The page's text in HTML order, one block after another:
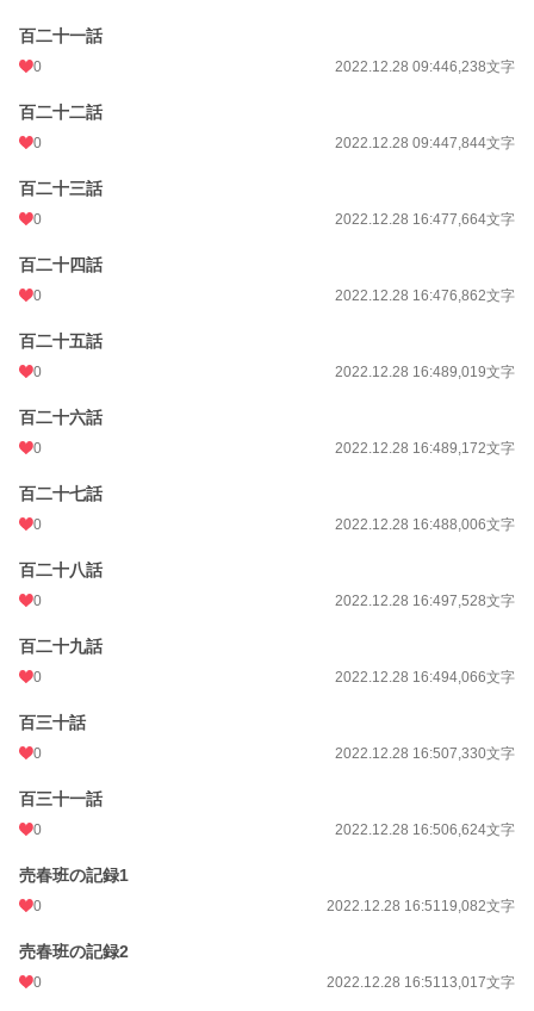
百二十一話
0 2022.12.28 09:446,238文字
百二十二話
0 2022.12.28 09:447,844文字
百二十三話
0 2022.12.28 16:477,664文字
百二十四話
0 2022.12.28 16:476,862文字
百二十五話
0 2022.12.28 16:489,019文字
百二十六話
0 2022.12.28 16:489,172文字
百二十七話
0 2022.12.28 16:488,006文字
百二十八話
0 2022.12.28 16:497,528文字
百二十九話
0 2022.12.28 16:494,066文字
百三十話
0 2022.12.28 16:507,330文字
百三十一話
0 2022.12.28 16:506,624文字
売春班の記録1
0 2022.12.28 16:5119,082文字
売春班の記録2
0 2022.12.28 16:5113,017文字